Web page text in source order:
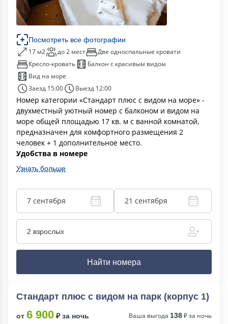
Посмотреть все фотографии
17 м2 до 2 мест
Две односпальные кровати
Кресло-кровать
Балкон с красивым видом
Вид на море
Заезд 15:00
Выезд 12:00
Номер категории «Стандарт плюс с видом на море» -
двухместный уютный номер с балконом и видом на
море общей площадью 17 кв. м с ванной комнатой,
предназначен для комфортного размещения 2
человек + 1 дополнительное место.
Удобства в номере
Узнать больше
7 сентября 21 сентября
2 взрослых
Найти номера
Стандарт плюс с видом на парк (корпус 1)
от 6 900 ₽ за ночь Ваша выгода 138₽ за ночь